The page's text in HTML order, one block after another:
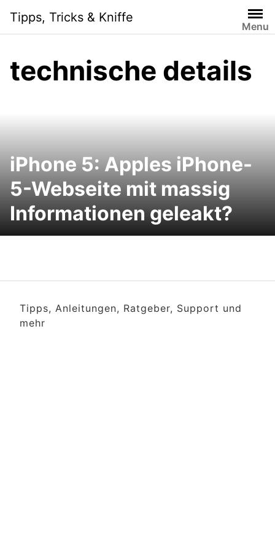
content
Tipps, Tricks & Kniffe
Menu
technische details
iPhone 5: Apples iPhone-
5-Webseite mit massig
Informationen geleakt?
Tipps, Anleitungen, Ratgeber, Support und
mehr